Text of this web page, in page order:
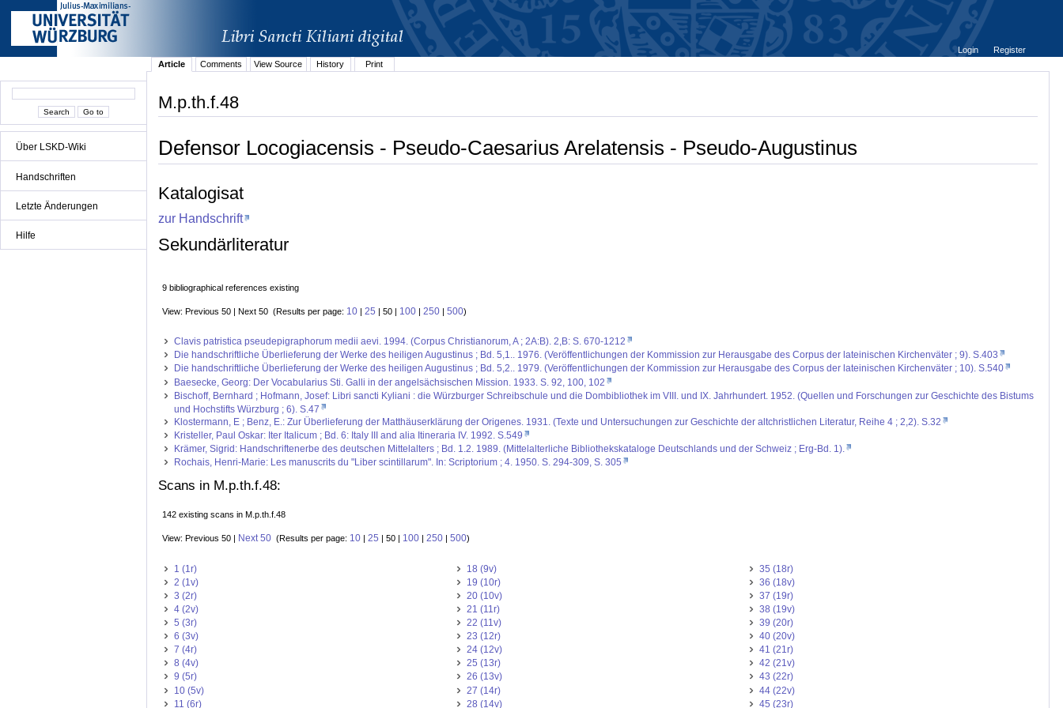
Über LSKD-Wiki
Handschriften
Letzte Änderungen
Hilfe
Login
Register
Article
Comments View Source History Print
M.p.th.f.48
Defensor Locogiacensis - Pseudo-Caesarius Arelatensis - Pseudo-Augustinus
Katalogisat
zur Handschrift
Sekundärliteratur
9 bibliographical references existing
View: Previous 50 | Next 50 (Results per page: 10 | 25 | 50 | 100 | 250 | 500)
Clavis patristica pseudepigraphorum medii aevi. 1994. (Corpus Christianorum, A ; 2A:B). 2,B: S. 670-1212
Die handschriftliche Überlieferung der Werke des heiligen Augustinus ; Bd. 5,1.. 1976. (Veröffentlichungen der Kommission zur Herausgabe des Corpus der lateinischen Kirchenväter ; 9). S.403
Die handschriftliche Überlieferung der Werke des heiligen Augustinus ; Bd. 5,2.. 1979. (Veröffentlichungen der Kommission zur Herausgabe des Corpus der lateinischen Kirchenväter ; 10). S.540
Baesecke, Georg: Der Vocabularius Sti. Galli in der angelsächsischen Mission. 1933. S. 92, 100, 102
Bischoff, Bernhard ; Hofmann, Josef: Libri sancti Kyliani : die Würzburger Schreibschule und die Dombibliothek im VIII. und IX. Jahrhundert. 1952. (Quellen und Forschungen zur Geschichte des Bistums
und Hochstifts Würzburg ; 6). S.47
Klostermann, E ; Benz, E.: Zur Überlieferung der Matthäuserklärung der Origenes. 1931. (Texte und Untersuchungen zur Geschichte der altchristlichen Literatur, Reihe 4 ; 2,2). S.32
Kristeller, Paul Oskar: Iter Italicum ; Bd. 6: Italy III and alia Itineraria IV. 1992. S.549
Krämer, Sigrid: Handschriftenerbe des deutschen Mittelalters ; Bd. 1.2. 1989. (Mittelalterliche Bibliothekskataloge Deutschlands und der Schweiz ; Erg-Bd. 1).
Rochais, Henri-Marie: Les manuscrits du "Liber scintillarum". In: Scriptorium ; 4. 1950. S. 294-309, S. 305
Scans in M.p.th.f.48:
142 existing scans in M.p.th.f.48
View: Previous 50 | Next 50 (Results per page: 10 25 | 50 | 100 250 500)
1 (1r)
2 (1v)
3 (2r)
4 (2v)
5 (3r)
6 (3v)
7 (4r)
8 (4v)
9 (5r)
10 (5v)
11 (6r)
18 (9v)
19 (10r)
20 (10v)
21 (11r)
22 (11v)
23 (12r)
24 (12v)
25 (13r)
26 (13v)
27 (14r)
28 (14v)
35 (18r)
36 (18v)
37 (19r)
38 (19v)
39 (20r)
40 (20v)
41 (21r)
42 (21v)
43 (22r)
44 (22v)
45 (23r)